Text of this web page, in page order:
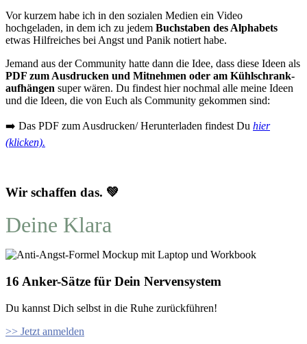
Vor kurzem habe ich in den sozialen Medien ein Video
hochgeladen, in dem ich zu jedem Buchstaben des Alphabets
etwas Hilfreiches bei Angst und Panik notiert habe.
Jemand aus der Community hatte dann die Idee, dass diese Ideen als
PDF zum Ausdrucken und Mitnehmen oder am Kühlschrank-
aufhängen super wären. Du findest hier nochmal alle meine Ideen
und die Ideen, die von Euch als Community gekommen sind:
➡️ Das PDF zum Ausdrucken/ Herunterladen findest Du hier
(klicken).
Wir schaffen das. 💚
Deine Klara
16 Anker-Sätze für Dein Nervensystem
Du kannst Dich selbst in die Ruhe zurückführen!
>> Jetzt anmelden